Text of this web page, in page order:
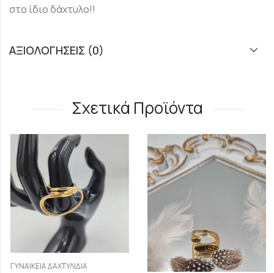
στο ίδιο δάχτυλο!!
ΑΞΙΟΛΟΓΉΣΕΙΣ (0)
Σχετικά Προϊόντα
ΓΥΝΑΙΚΕΊΑ ΔΑΧΤΥΛΊΔΙΑ